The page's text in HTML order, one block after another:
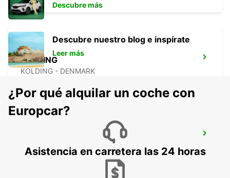
KOLDING
KOLDING - DENMARK
AARHUS C - DENMARK
Descubre más
Descubre nuestro blog e inspírate
Leer más
¿Por qué alquilar un coche con
Europcar?
Asistencia en carretera las 24 horas